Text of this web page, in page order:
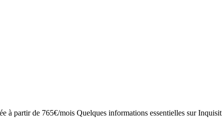
à partir de 765€/mois Quelques informations essentielles sur